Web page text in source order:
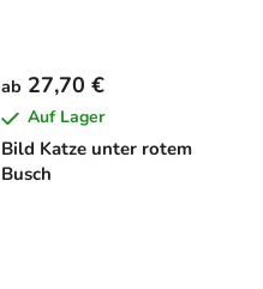
Bild Katze unter rotem
Busch
ab 27,70 €
Auf Lager